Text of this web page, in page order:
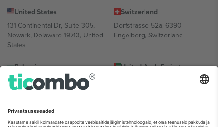
United States
131 Continental Dr, Suite 305,
Newark, Delaware 19713, United
States
Switzerland
Dorfstrasse 52a, 6390
Engelberg, Switzerland
Bulgaria
Regus Sofia City West, bul
Totleben 53-55, 1606 Sofia,
United Arab Emirates
UAE Dubai Silicon Oasis, DDP
Mexico